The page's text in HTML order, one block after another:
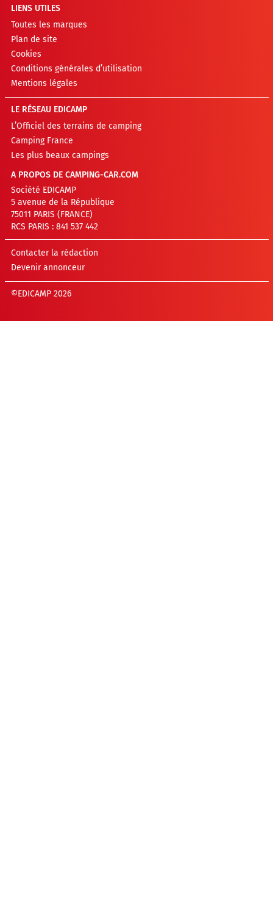
LIENS UTILES
Toutes les marques
Plan de site
Cookies
Conditions générales d’utilisation
Mentions légales
LE RÉSEAU EDICAMP
L’Officiel des terrains de camping
Camping France
Les plus beaux campings
A PROPOS DE CAMPING-CAR.COM
Société EDICAMP
5 avenue de la République
75011 PARIS (FRANCE)
RCS PARIS : 841 537 442
Contacter la rédaction
Devenir annonceur
©EDICAMP 2026